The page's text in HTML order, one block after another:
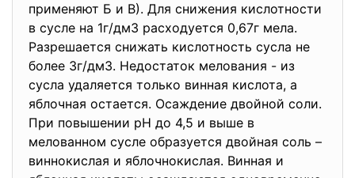
применяют Б и В). Для снижения кислотности
в сусле на 1г/дм3 расходуется 0,67г мела.
Разрешается снижать кислотность сусла не
более 3г/дм3. Недостаток мелования - из
сусла удаляется только винная кислота, а
яблочная остается. Осаждение двойной соли.
При повышении рН до 4,5 и выше в
мелованном сусле образуется двойная соль –
виннокислая и яблочнокислая. Винная и